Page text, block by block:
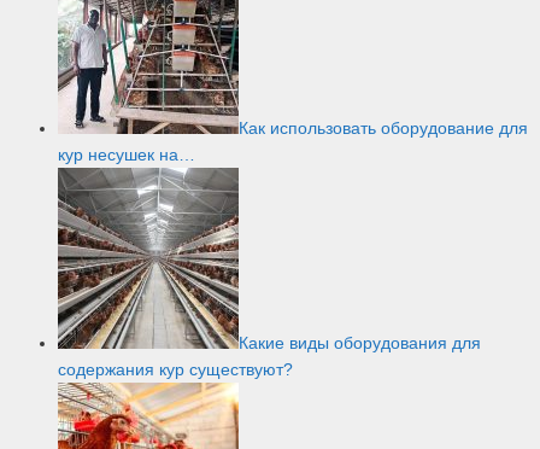
Как использовать оборудование для
кур несушек на…
Какие виды оборудования для
содержания кур существуют?